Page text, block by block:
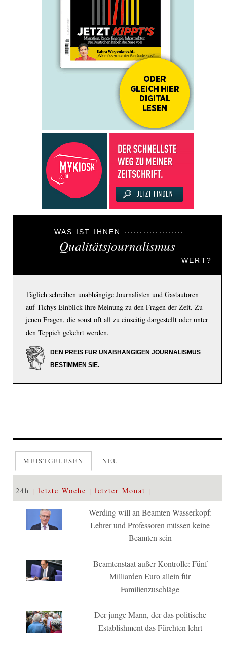
WAS IST IHNEN
Qualitätsjournalismus
WERT?
Täglich schreiben unabhängige Journalisten und Gastautoren
auf Tichys Einblick ihre Meinung zu den Fragen der Zeit. Zu
jenen Fragen, die sonst oft all zu einseitig dargestellt oder unter
den Teppich gekehrt werden.
DEN PREIS FÜR UNABHÄNGIGEN JOURNALISMUS
BESTIMMEN SIE.
MEISTGELESEN NEU
24h letzte Woche letzter Monat
Werding will an Beamten-Wasserkopf:
Lehrer und Professoren müssen keine
Beamten sein
Beamtenstaat außer Kontrolle: Fünf
Milliarden Euro allein für
Familienzuschläge
Der junge Mann, der das politische
Establishment das Fürchten lehrt